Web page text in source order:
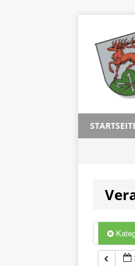
1:00
2:00
3:00
5:00
6:00